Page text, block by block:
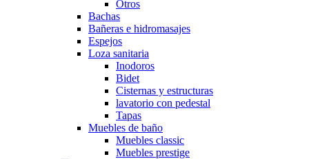
Otros
Bachas
Bañeras e hidromasajes
Espejos
Loza sanitaria
Inodoros
Bidet
Cisternas y estructuras
lavatorio con pedestal
Tapas
Muebles de baño
Muebles classic
Muebles prestige